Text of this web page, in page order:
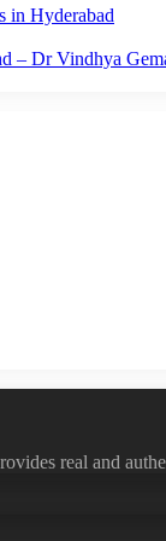
in Hyderabad
– Dr Vindhya
real and